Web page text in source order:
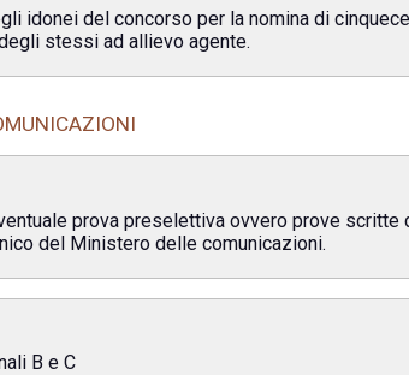
idonei del concorso per la nomina di
stessi ad allievo agente.
prova preselettiva ovvero prove scritte
del Ministero delle comunicazioni.
B e C